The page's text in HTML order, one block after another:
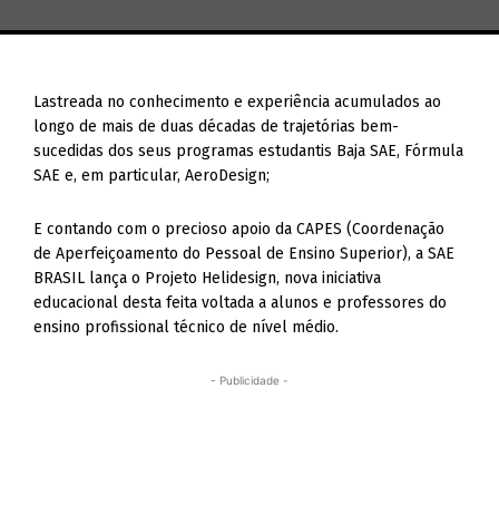
Lastreada no conhecimento e experiência acumulados ao
longo de mais de duas décadas de trajetórias bem-
sucedidas dos seus programas estudantis Baja SAE, Fórmula
SAE e, em particular, AeroDesign;
E contando com o precioso apoio da CAPES (Coordenação
de Aperfeiçoamento do Pessoal de Ensino Superior), a SAE
BRASIL lança o Projeto Helidesign, nova iniciativa
educacional desta feita voltada a alunos e professores do
ensino profissional técnico de nível médio.
- Publicidade -